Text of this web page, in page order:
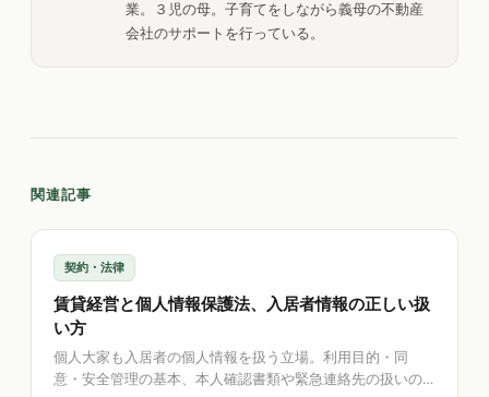
業。３児の母。子育てをしながら義母の不動産
会社のサポートを行っている。
関連記事
契約・法律
賃貸経営と個人情報保護法、入居者情報の正しい扱
い方
個人大家も入居者の個人情報を扱う立場。利用目的・同
意・安全管理の基本、本人確認書類や緊急連絡先の扱いの